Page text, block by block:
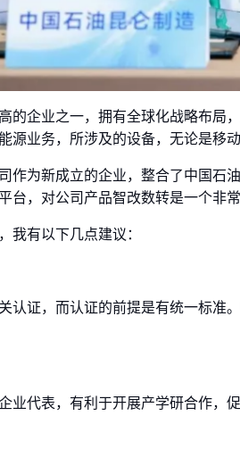
的企业之一，拥有全球化战略布
源业务，所涉及的设备，无论是移
作为新成立的企业，整合了中国
台，对公司产品智改数转是一个非常
我有以下几点建议：
认证，而认证的前提是有统一标准
业代表，有利于开展产学研合作，